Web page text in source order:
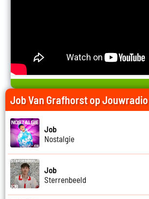
Job Van Grafhorst op Jouwradio
Job
Nostalgie
Job
Sterrenbeeld